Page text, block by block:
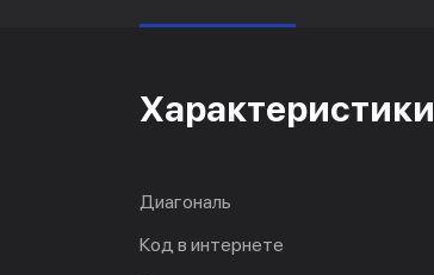
Характеристики
Диагональ
Код в интернете